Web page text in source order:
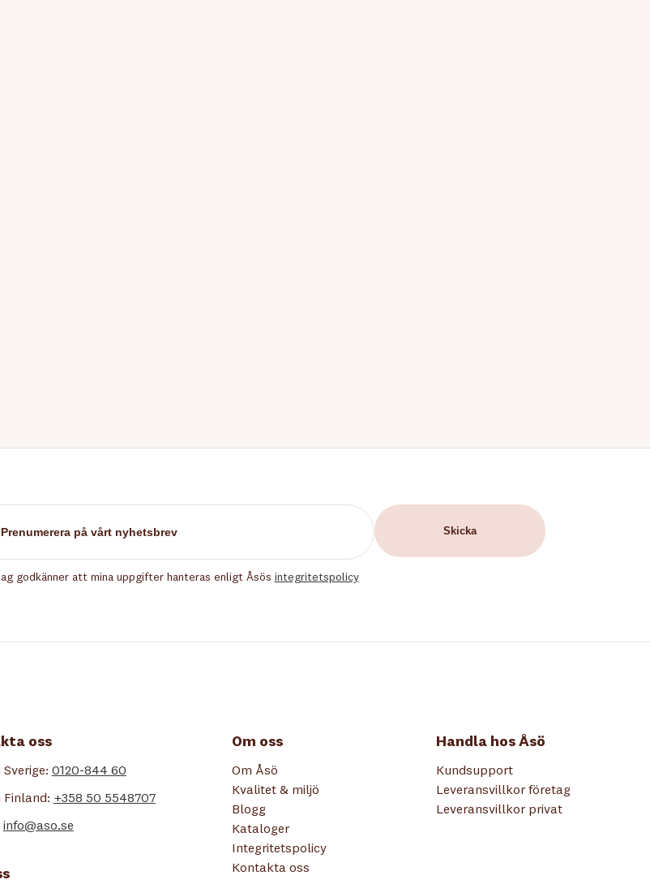
godkänner att mina uppgifter hanteras enligt Åsös integritetspolicy
oss
0120-844 60
Finland: +358 50 5548707
info@aso.se
Om oss
Om Åsö
Kvalitet & miljö
Blogg
Kataloger
Integritetspolicy
Kontakta oss
Handla hos Åsö
Kundsupport
Leveransvillkor företag
Leveransvillkor privat